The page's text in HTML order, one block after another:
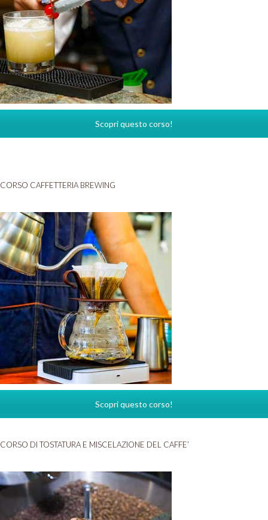
Scopri questo corso!
CORSO CAFFETTERIA BREWING
Scopri questo corso!
CORSO DI TOSTATURA E MISCELAZIONE DEL CAFFE’